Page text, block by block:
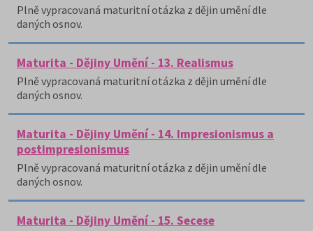
Plně vypracovaná maturitní otázka z dějin umění dle
daných osnov.
Maturita - Dějiny Umění - 13. Realismus
Plně vypracovaná maturitní otázka z dějin umění dle
daných osnov.
Maturita - Dějiny Umění - 14. Impresionismus a
postimpresionismus
Plně vypracovaná maturitní otázka z dějin umění dle
daných osnov.
Maturita - Dějiny Umění - 15. Secese